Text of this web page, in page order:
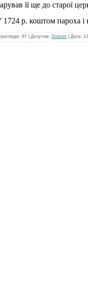
її ще до старої
1724 р. коштом пароха і
87 | Долучив: Dnister | Дата: